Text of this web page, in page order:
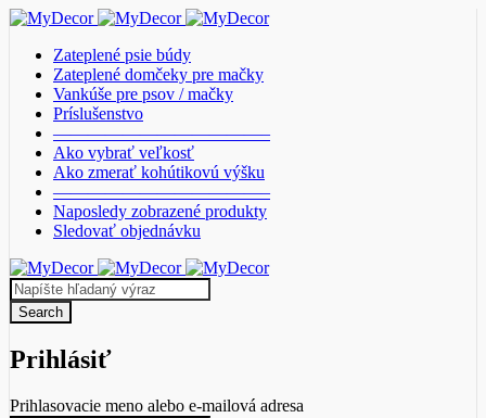
Zateplené psie búdy
Zateplené domčeky pre mačky
Vankúše pre psov / mačky
Príslušenstvo
————————————–
Ako vybrať veľkosť
Ako zmerať kohútikovú výšku
————————————–
Naposledy zobrazené produkty
Sledovať objednávku
Prihlásiť
Prihlasovacie meno alebo e-mailová adresa